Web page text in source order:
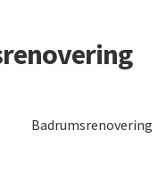
Badrumsrenovering